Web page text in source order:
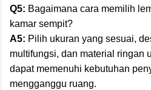
Q5: Bagaimana cara memilih
kamar sempit?
A5: Pilih ukuran yang sesuai,
multifungsi, dan material ringan
dapat memenuhi kebutuhan
mengganggu ruang.